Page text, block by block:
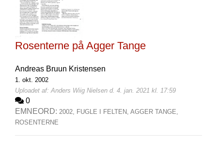
Rosenterne på Agger Tange
Andreas Bruun Kristensen
1. okt. 2002
Uploadet af: Anders Wiig Nielsen d. 4. jan. 2021 kl. 17:59
0
EMNEORD: 2002, FUGLE I FELTEN, AGGER TANGE,
ROSENTERNE